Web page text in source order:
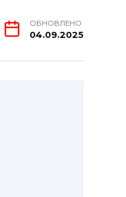
ОБНОВЛЕНО
04.09.2025